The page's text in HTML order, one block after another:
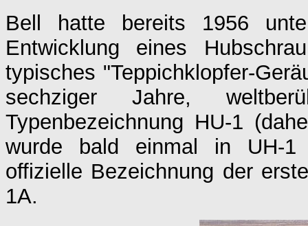
Bell hatte bereits 1956
Entwicklung eines
typisches "Teppichklopfer-
sechziger Jahre,
Typenbezeichnung HU-1
wurde bald einmal in UH-1
offizielle Bezeichnung der
1A.